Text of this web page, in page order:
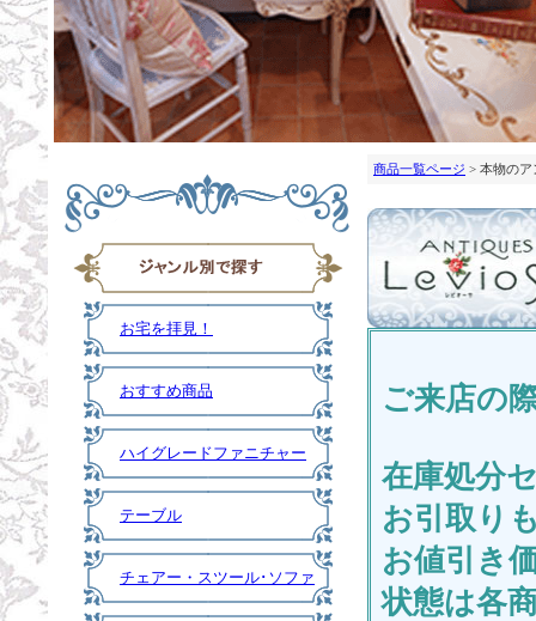
お宅を拝見！
おすすめ商品
ハイグレードファニチャー
テーブル
チェアー・スツール･ソファ
商品一覧ページ > 本物の
ご来店の
在庫処分
お引取り
お値引き
状態は各